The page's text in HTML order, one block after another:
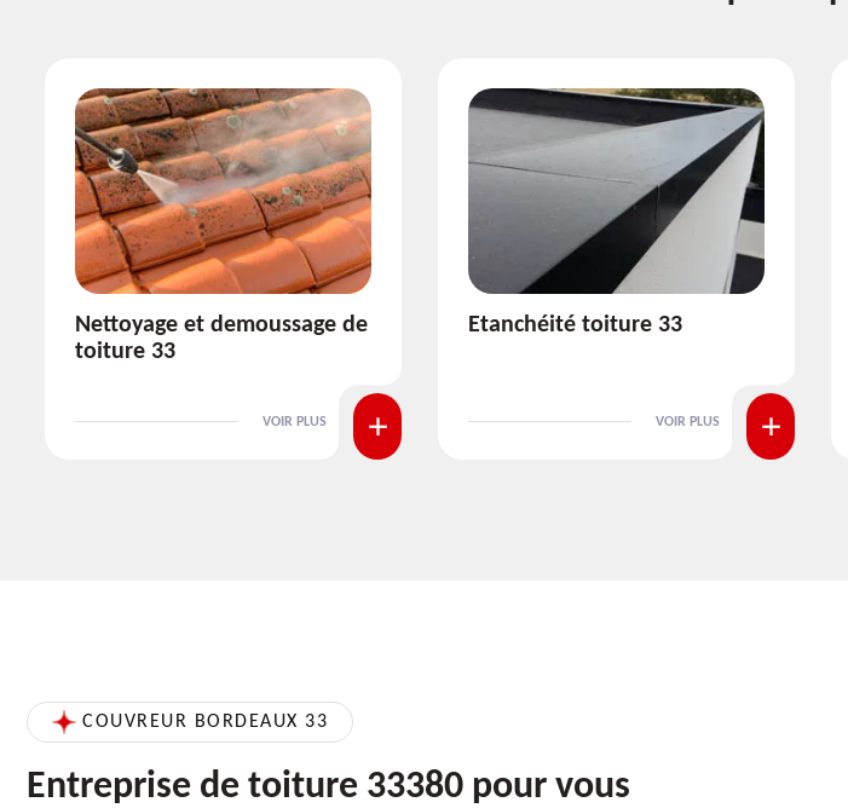
Etanchéité toiture 33
VOIR PLUS
Réparation de toiture 33
VOIR PLUS
COUVREUR BORDEAUX 33
Entreprise de toiture 33380 pour vous